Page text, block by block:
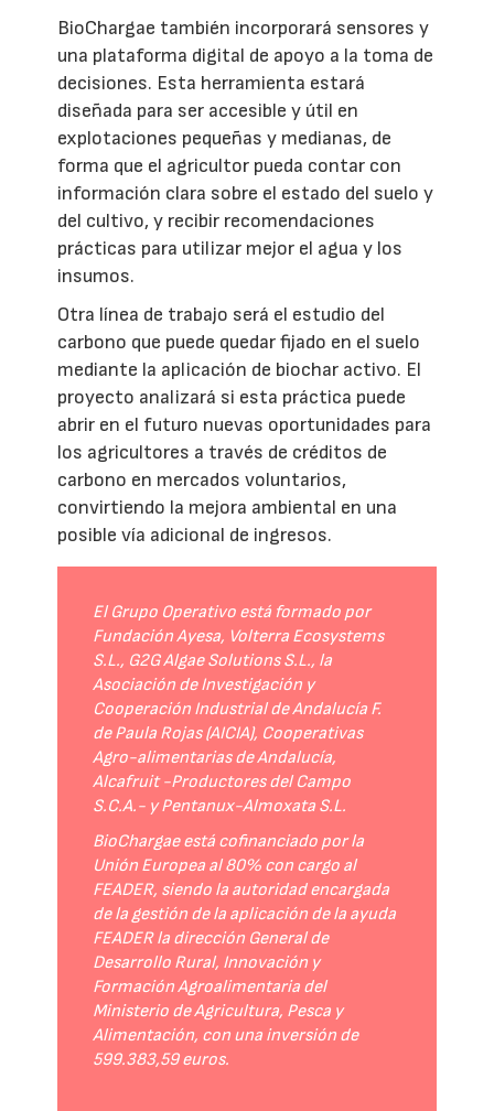
BioChargae también incorporará sensores y
una plataforma digital de apoyo a la toma de
decisiones. Esta herramienta estará
diseñada para ser accesible y útil en
explotaciones pequeñas y medianas, de
forma que el agricultor pueda contar con
información clara sobre el estado del suelo y
del cultivo, y recibir recomendaciones
prácticas para utilizar mejor el agua y los
insumos.
Otra línea de trabajo será el estudio del
carbono que puede quedar fijado en el suelo
mediante la aplicación de biochar activo. El
proyecto analizará si esta práctica puede
abrir en el futuro nuevas oportunidades para
los agricultores a través de créditos de
carbono en mercados voluntarios,
convirtiendo la mejora ambiental en una
posible vía adicional de ingresos.
El Grupo Operativo está formado por
Fundación Ayesa, Volterra Ecosystems
S.L., G2G Algae Solutions S.L., la
Asociación de Investigación y
Cooperación Industrial de Andalucía F.
de Paula Rojas (AICIA), Cooperativas
Agro-alimentarias de Andalucía,
Alcafruit -Productores del Campo
S.C.A.- y Pentanux-Almoxata S.L.
BioChargae está cofinanciado por la
Unión Europea al 80% con cargo al
FEADER, siendo la autoridad encargada
de la gestión de la aplicación de la ayuda
FEADER la dirección General de
Desarrollo Rural, Innovación y
Formación Agroalimentaria del
Ministerio de Agricultura, Pesca y
Alimentación, con una inversión de
599.383,59 euros.